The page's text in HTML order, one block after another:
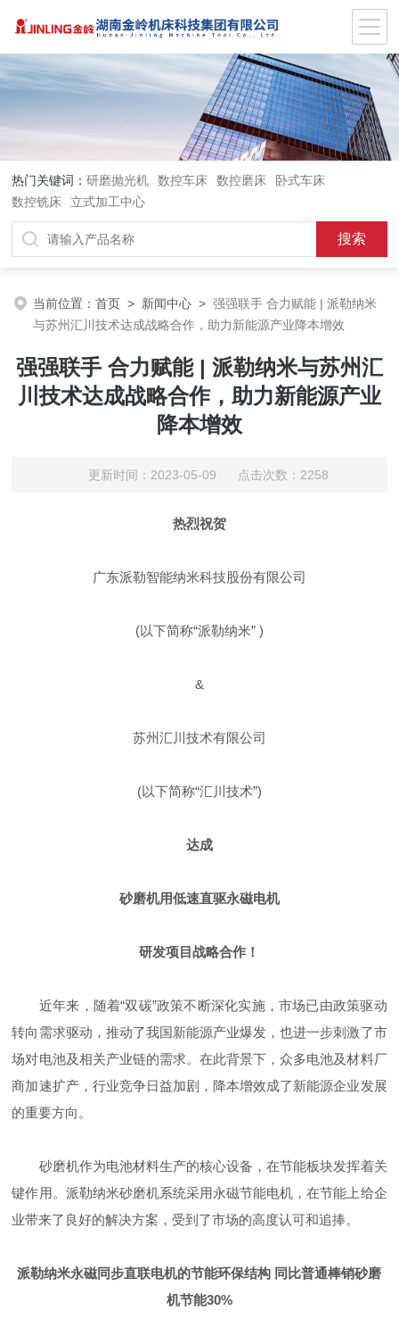
热门关键词：研磨抛光机 数控车床 数控磨床
卧式车床
数控铣床
立式加工中心
当前位置：首页 > 新闻中心 >强强联手 合力赋能 | 派勒纳米
与苏州汇川技术达成战略合作，助力新能源产业降本增效
强强联手 合力赋能 | 派勒纳米与苏州汇
川技术达成战略合作，助力新能源产业
降本增效
更新时间：2023-05-09 点击次数：2258
热烈祝贺
广东派勒智能纳米科技股份有限公司
(以下简称“派勒纳米” )
&
苏州汇川技术有限公司
(以下简称“汇川技术”)
达成
砂磨机用低速直驱永磁电机
研发项目战略合作！
近年来，随着“双碳”政策不断深化实施，市场已由政策驱动
转向需求驱动，推动了我国新能源产业爆发，也进一步刺激了市
场对电池及相关产业链的需求。在此背景下，众多电池及材料厂
商加速扩产，行业竞争日益加剧，降本增效成了新能源企业发展
的重要方向。
砂磨机作为电池材料生产的核心设备，在节能板块发挥着关
键作用。派勒纳米砂磨机系统采用永磁节能电机，在节能上给企
业带来了良好的解决方案，受到了市场的高度认可和追捧。
派勒纳米永磁同步直联电机的节能环保结构 同比普通棒销砂磨
机节能30%